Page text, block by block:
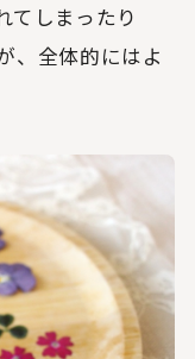
てしまったり
、全体的にはよ